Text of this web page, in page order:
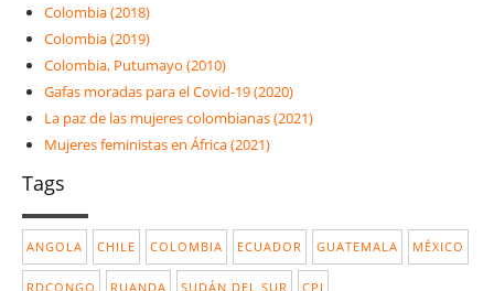
Colombia (2018)
Colombia (2019)
Colombia, Putumayo (2010)
Gafas moradas para el Covid-19 (2020)
La paz de las mujeres colombianas (2021)
Mujeres feministas en África (2021)
Tags
ANGOLA CHILE COLOMBIA ECUADOR GUATEMALA MÉXICO
RDCONGO RUANDA SUDÁN DEL SUR CPI